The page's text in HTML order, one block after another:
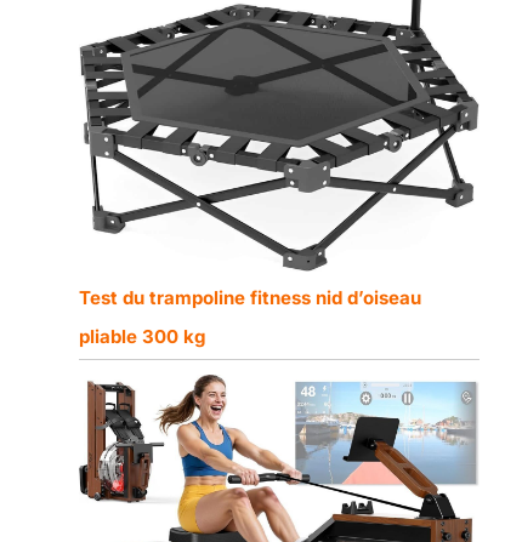
Test du trampoline fitness nid d’oiseau
pliable 300 kg